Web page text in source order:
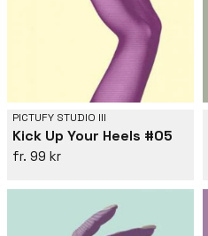
PICTUFY STUDIO III
Kick Up Your Heels #05
99 kr